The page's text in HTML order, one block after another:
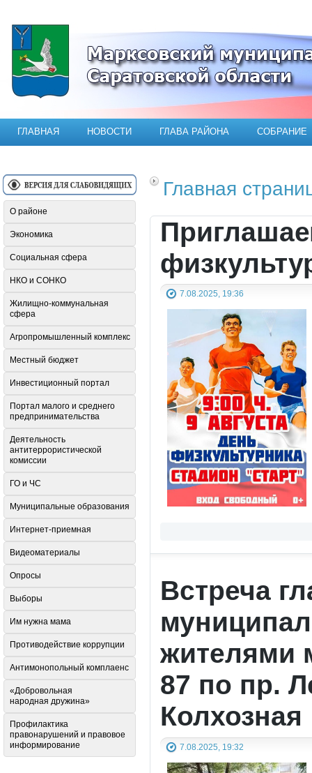
Официальный сайт Марксовского
ГЛАВНАЯ НОВОСТИ ГЛАВА РАЙОНА СОБРАНИЕ
Главная
7.08.2025, 19:36
Встреча
жителями
87 по пр.
Колхозная
7.08.2025, 19:32
О районе
Экономика
Социальная сфера
НКО и СОНКО
Жилищно-коммунальная
сфера
Агропромышленный комплекс
Местный бюджет
Инвестиционный портал
Портал малого и среднего
предпринимательства
Деятельность
антитеррористической
комиссии
ГО и ЧС
Муниципальные образования
Интернет-приемная
Видеоматериалы
Опросы
Выборы
Им нужна мама
Противодействие коррупции
Антимонопольный комплаенс
«Добровольная
народная дружина»
Профилактика
правонарушений и правовое
информирование